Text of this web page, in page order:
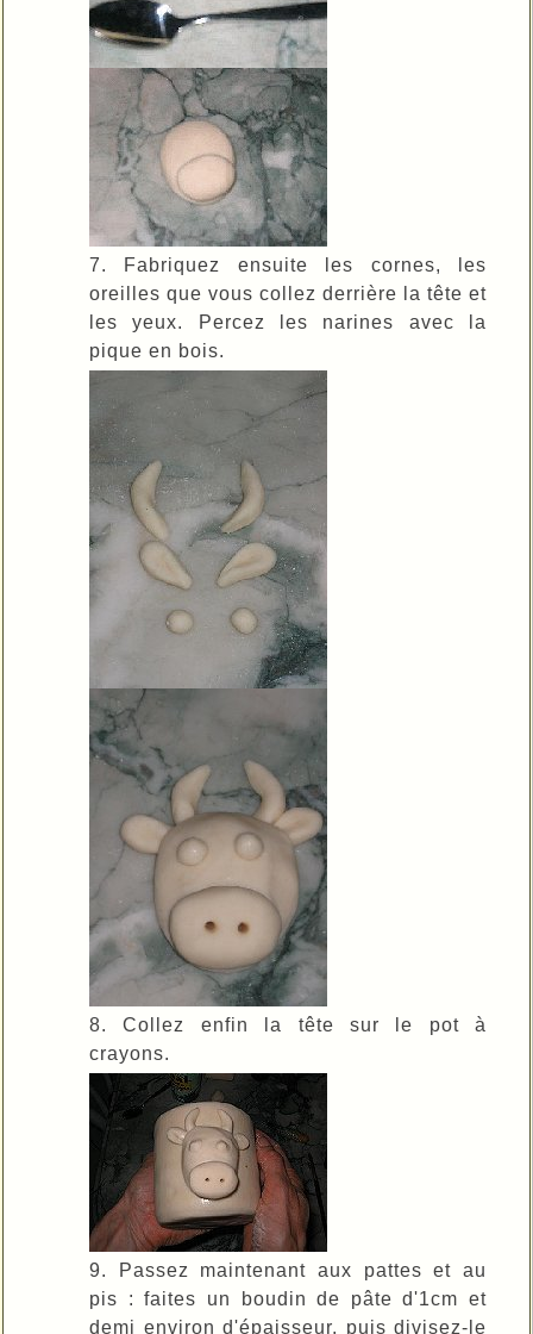
7. Fabriquez ensuite les cornes, les
oreilles que vous collez derrière la tête et
les yeux. Percez les narines avec la
pique en bois.
8. Collez enfin la tête sur le pot à
crayons.
9. Passez maintenant aux pattes et au
pis : faites un boudin de pâte d'1cm et
demi environ d'épaisseur, puis divisez-le